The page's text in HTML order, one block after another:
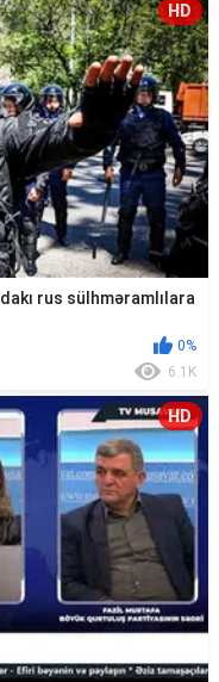
HD
rus sülhməramlılara
0%
6.1K
HD